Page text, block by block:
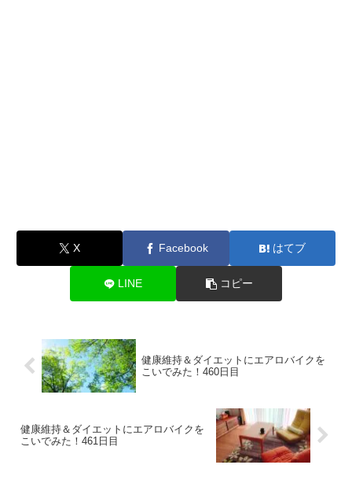
X Facebook はてブ
LINE コピー
健康維持＆ダイエットにエアロバイクを
こいでみた！460日目
健康維持＆ダイエットにエアロバイクを
こいでみた！461日目